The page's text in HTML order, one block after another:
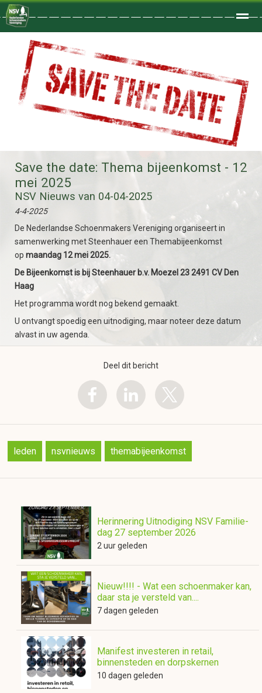
Welkom
Home Zoeken Foto's
Save the date: Thema bijeenkomst - 12
mei 2025
NSV Nieuws van 04-04-2025
4-4-2025
De Nederlandse Schoenmakers Vereniging organiseert in
samenwerking met Steenhauer een Themabijeenkomst
op maandag 12 mei 2025.
De Bijeenkomst is bij Steenhauer b.v. Moezel 23 2491 CV Den
Haag
Het programma wordt nog bekend gemaakt.
U ontvangt spoedig een uitnodiging, maar noteer deze datum
alvast in uw agenda.
Deel dit bericht
leden nsvnieuws themabijeenkomst
Herinnering Uitnodiging NSV Familie-
dag 27 september 2026
2 uur geleden
Nieuw!!!! - Wat een schoenmaker kan,
daar sta je versteld van....
7 dagen geleden
Manifest investeren in retail,
binnensteden en dorpskernen
10 dagen geleden